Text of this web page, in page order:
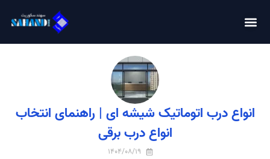
انواع درب اتوماتیک شیشه ای | راهنمای انتخاب
انواع درب برقی
1404/08/19